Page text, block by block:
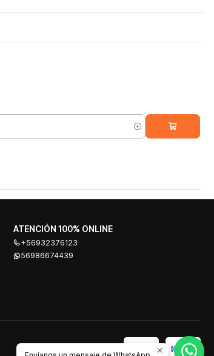
ATENCIÓN 100% ONLINE
+56932376123
56986674439